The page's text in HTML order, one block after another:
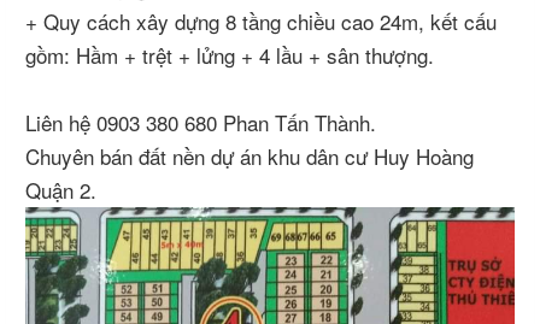
+ Quy cách xây dựng 8 tầng chiều cao 24m, kết cấu
gồm: Hầm + trệt + lửng + 4 lầu + sân thượng.
Liên hệ 0903 380 680 Phan Tấn Thành.
Chuyên bán đất nền dự án khu dân cư Huy Hoàng
Quận 2.